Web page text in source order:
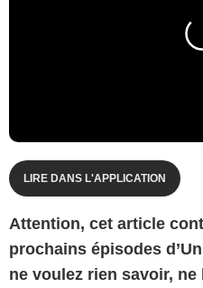
LIRE DANS L'APPLICATION
Attention, cet article
prochains épisodes
ne voulez rien savoir,